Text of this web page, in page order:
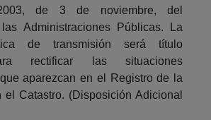
de 3 de noviembre, del
Administraciones Públicas. La
de transmisión será título
rectificar las situaciones
aparezcan en el Registro de la
el Catastro. (Disposición Adicional